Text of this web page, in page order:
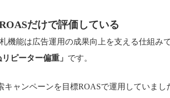
だけで評価している
機能は広告運用の成果向上を支える仕組み
リピーター偏重」 です。
キャンペーンを目標ROASで運用していまし